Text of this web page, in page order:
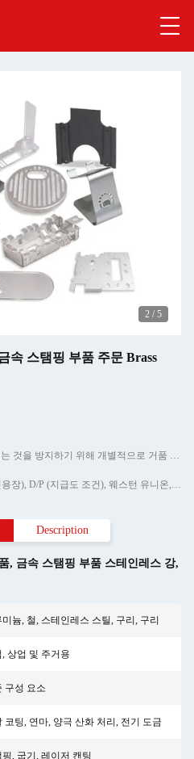
2 / 5
속 스탬핑 부품 주문 Brass
포장 세부 사항: 이동 중 손상 및 긁히는 것을 방지하기 위해 개별적으로 거품 포장, 그리고 카튼에
지불 조건: 전신환, 인수 인도, L/C (신용장), D/P (지급도 조건), 웨스턴 유니온, 머니그램
Description
, 금속 스탬핑 부품 스테인레스 강,
미늄, 철, 스테인레스 스틸, 구리, 구리
, 상업 및 주거용
구성 요소
코팅, 연마, 양극 산화 처리, 전기 도금
핑, 굽기, 레이저 캔팅